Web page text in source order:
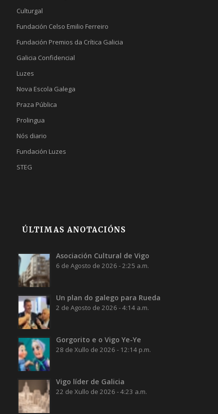
Culturgal
Fundación Celso Emilio Ferreiro
Fundación Premios da Crítica Galicia
Galicia Confidencial
Luzes
Nova Escola Galega
Praza Pública
Prolingua
Nós diario
Fundación Luzes
STEG
ÚLTIMAS ANOTACIÓNS
Asociación Cultural de Vigo
6 de Agosto de 2026 - 2:25 a.m.
Un plan do galego para Rueda
2 de Agosto de 2026 - 4:14 a.m.
Gorgorito e o Vigo Ye-Ye
28 de Xullo de 2026 - 12:14 p.m.
Vigo líder de Galicia
22 de Xullo de 2026 - 4:23 a.m.